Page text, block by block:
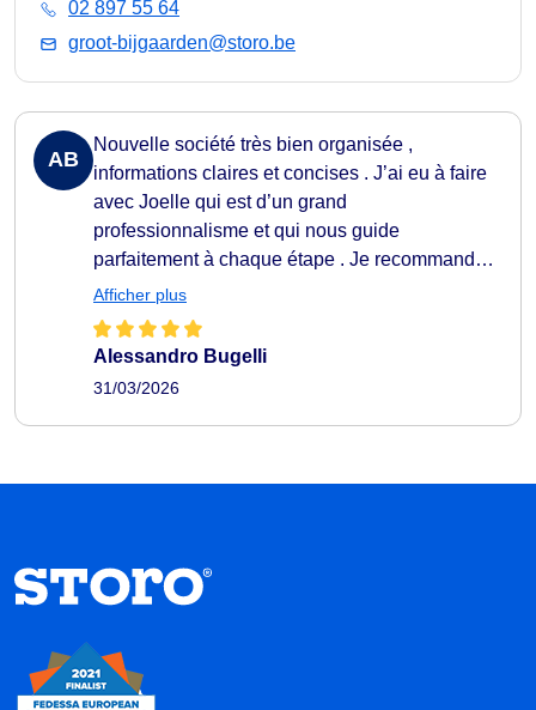
02 897 55 64
groot-bijgaarden@storo.be
AB
Nouvelle société très bien organisée ,
informations claires et concises . J’ai eu à faire
avec Joelle qui est d’un grand
professionnalisme et qui nous guide
parfaitement à chaque étape . Je recommande
Storo à tous .
Afficher plus
Alessandro Bugelli
31/03/2026